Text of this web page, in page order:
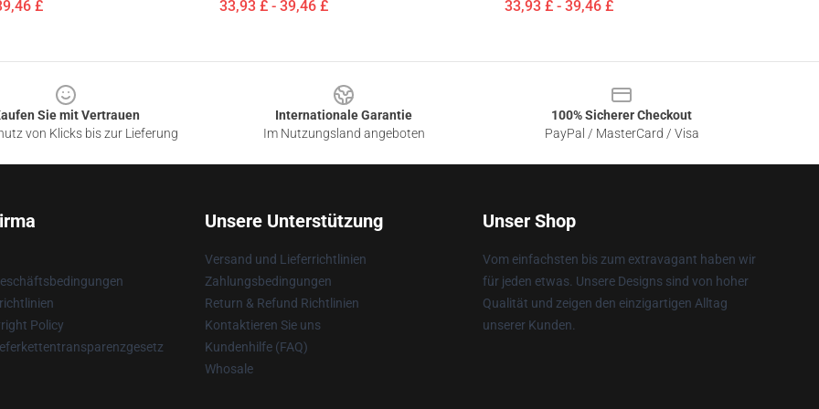
£ 33,93 £ - 39,46 £ 33,93 £ - 39,46 £
Sie mit Vertrauen
von Klicks bis zur Lieferung
Internationale Garantie
Im Nutzungsland angeboten
100% Sicherer Checkout
PayPal / MasterCard / Visa
Policy
Unsere Unterstützung
Versand und Lieferrichtlinien
Zahlungsbedingungen
Return & Refund Richtlinien
Kontaktieren Sie uns
Kundenhilfe (FAQ)
Whosale
Unser Shop
Vom einfachsten bis zum extravagant haben wir
für jeden etwas. Unsere Designs sind von hoher
Qualität und zeigen den einzigartigen Alltag
unserer Kunden.